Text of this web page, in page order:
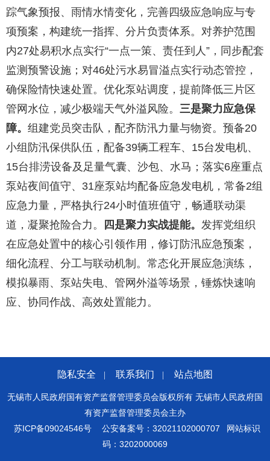
踪气象预报、雨情水情变化，完善四级应急响应与专
项预案，构建统一指挥、分片负责体系。对养护范围
内27处易积水点实行“一点一策、责任到人”，同步配套
监测预警设施；对46处污水易冒溢点实行动态管控，
确保险情快速处置。优化泵站调度，提前降低三片区
管网水位，减少极端天气外溢风险。 三是聚力应急保
障。 组建党员突击队，配齐防汛力量与物资。预备20
小组防汛保供队伍，配备39辆工程车、15台发电机、
15台排涝设备及足量气囊、沙包、水马；落实6座重点
泵站夜间值守、31座泵站均配备应急发电机，常备2组
应急力量，严格执行24小时值班值守，畅通联动渠
道，凝聚抢险合力。
四是聚力实战提能。 发挥党组织
在应急处置中的核心引领作用，修订防汛应急预案，
细化流程、分工与联动机制。常态化开展应急演练，
模拟暴雨、泵站失电、管网外溢等场景，锤炼快速响
应、协同作战、高效处置能力。
隐私安全 联系我们 站点地图
无锡市人民政府国有资产监督管理委员会版权所有 无锡市人民政府国
有资产监督管理委员会主办
苏ICP备09024546号
公安备案号：32021102000707
网站标识
码：3202000069